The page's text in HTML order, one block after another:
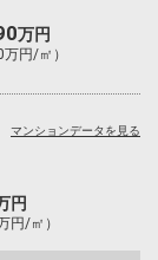
万円
円/㎡）
円
円/㎡）
マンションデータを見る